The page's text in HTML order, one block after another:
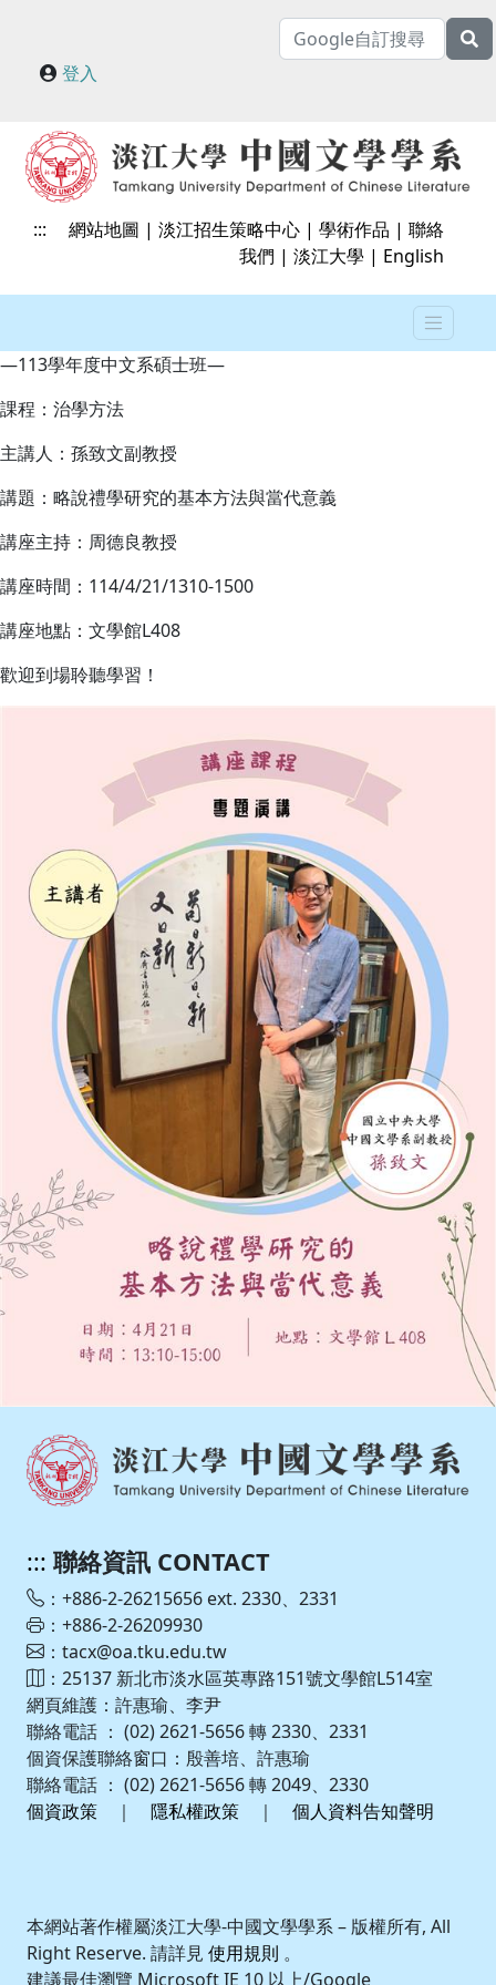
登入
::: 網站地圖 |淡江招生策略中心 |學術作品 |聯絡
我們 |淡江大學 | English
—113學年度中文系碩士班—
課程：治學方法
主講人：孫致文副教授
講題：略說禮學研究的基本方法與當代意義
講座主持：周德良教授
講座時間：114/4/21/1310-1500
講座地點：文學館L408
歡迎到場聆聽學習！
::: 聯絡資訊 CONTACT
：+886-2-26215656 ext. 2330、2331
：+886-2-26209930
：tacx@oa.tku.edu.tw
：25137 新北市淡水區英專路151號文學館L514室
網頁維護：許惠瑜、李尹
聯絡電話 ： (02) 2621-5656 轉 2330、2331
個資保護聯絡窗口：殷善培、許惠瑜
聯絡電話 ： (02) 2621-5656 轉 2049、2330
個資政策 ｜ 隱私權政策 ｜ 個人資料告知聲明
本網站著作權屬淡江大學-中國文學學系 – 版權所有, All
Right Reserve. 請詳見 使用規則 。
建議最佳瀏覽 Microsoft IE 10 以上/Google